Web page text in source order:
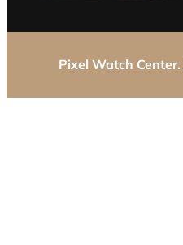
Pixel Watch Center.